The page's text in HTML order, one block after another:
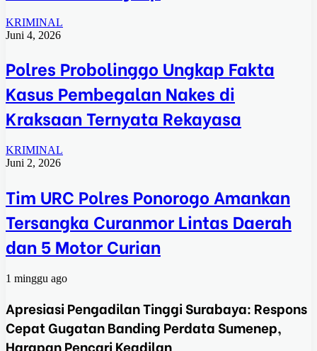
KRIMINAL
Juni 4, 2026
Polres Probolinggo Ungkap Fakta
Kasus Pembegalan Nakes di
Kraksaan Ternyata Rekayasa
KRIMINAL
Juni 2, 2026
Tim URC Polres Ponorogo Amankan
Tersangka Curanmor Lintas Daerah
dan 5 Motor Curian
1 minggu ago
Apresiasi Pengadilan Tinggi Surabaya: Respons
Cepat Gugatan Banding Perdata Sumenep,
Harapan Pencari Keadilan